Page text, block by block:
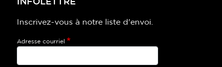
INFOLETTRE
Inscrivez-vous à notre liste d'envoi.
Adresse courriel